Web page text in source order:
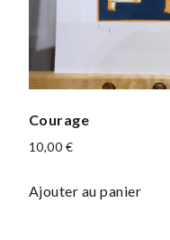
Courage
10,00 €
Ajouter au panier